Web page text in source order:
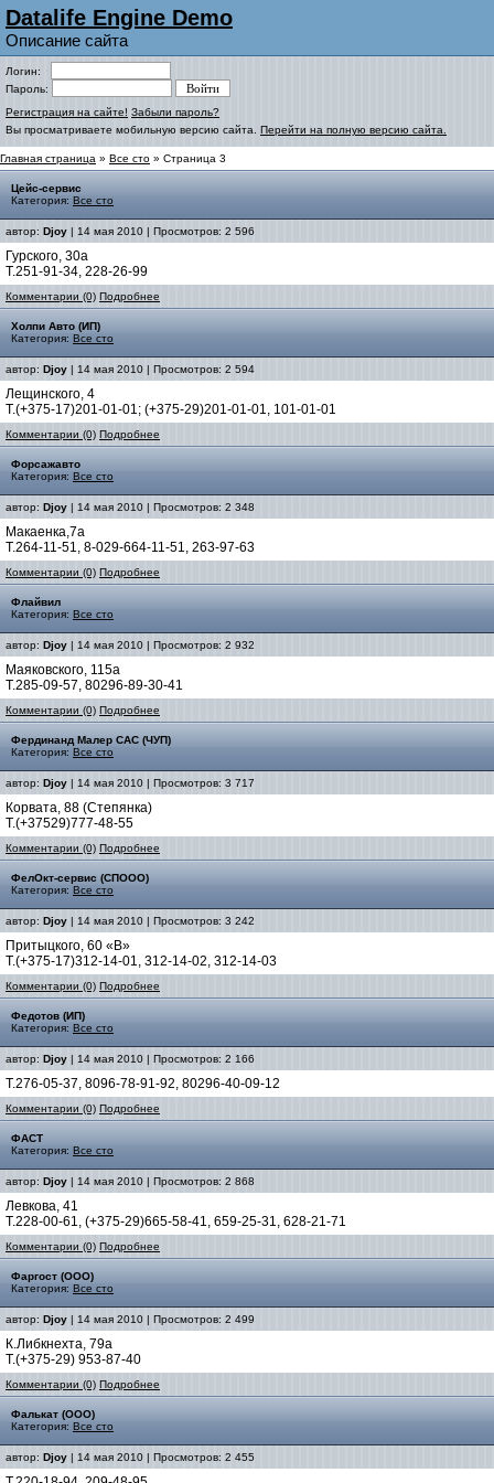
Datalife Engine Demo
Описание сайта
Логин:
Пароль:
Регистрация на сайте! Забыли пароль?
Вы просматриваете мобильную версию сайта. Перейти на полную версию сайта.
Главная страница » Все сто » Страница 3
Цейс-сервис
Категория: Все сто
автор: Djoy | 14 мая 2010 | Просмотров: 2 596
Гурского, 30а
Т.251-91-34, 228-26-99
Комментарии (0) Подробнее
Холпи Авто (ИП)
Категория: Все сто
автор: Djoy | 14 мая 2010 | Просмотров: 2 594
Лещинского, 4
Т.(+375-17)201-01-01; (+375-29)201-01-01, 101-01-01
Комментарии (0) Подробнее
Форсажавто
Категория: Все сто
автор: Djoy | 14 мая 2010 | Просмотров: 2 348
Макаенка,7а
Т.264-11-51, 8-029-664-11-51, 263-97-63
Комментарии (0) Подробнее
Флайвил
Категория: Все сто
автор: Djoy | 14 мая 2010 | Просмотров: 2 932
Маяковского, 115а
Т.285-09-57, 80296-89-30-41
Комментарии (0) Подробнее
Фердинанд Малер САС (ЧУП)
Категория: Все сто
автор: Djoy | 14 мая 2010 | Просмотров: 3 717
Корвата, 88 (Степянка)
Т.(+37529)777-48-55
Комментарии (0) Подробнее
ФелОкт-сервис (СПООО)
Категория: Все сто
автор: Djoy | 14 мая 2010 | Просмотров: 3 242
Притыцкого, 60 «B»
Т.(+375-17)312-14-01, 312-14-02, 312-14-03
Комментарии (0) Подробнее
Федотов (ИП)
Категория: Все сто
автор: Djoy | 14 мая 2010 | Просмотров: 2 166
Т.276-05-37, 8096-78-91-92, 80296-40-09-12
Комментарии (0) Подробнее
ФАСТ
Категория: Все сто
автор: Djoy | 14 мая 2010 | Просмотров: 2 868
Левкова, 41
Т.228-00-61, (+375-29)665-58-41, 659-25-31, 628-21-71
Комментарии (0) Подробнее
Фаргост (ООО)
Категория: Все сто
автор: Djoy | 14 мая 2010 | Просмотров: 2 499
К.Либкнехта, 79а
Т.(+375-29) 953-87-40
Комментарии (0) Подробнее
Фалькат (ООО)
Категория: Все сто
автор: Djoy | 14 мая 2010 | Просмотров: 2 455